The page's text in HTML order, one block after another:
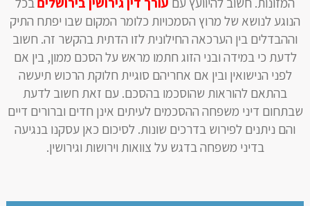
הנוגע לנושא של מרוץ הסמכויות כלומר המקום שבו יפתח התיק
וההבדלים בין הערכאה החילונית לזו הדתית בהקשר זה. חשוב
לדעת כי במידה ובני הזוג חתמו מראש על הסכם ממון, בין אם
לפני הנישואין ובין אם אחריהם סוגיית חלוקת הרכוש תיעשה
בהתאם להוראות שהוסכמו בהסכם. עם זאת חשוב לדעת
שבתחום דיני משפחה ההסכמים לעיתים אינן חדים וברורים דיים
והם ניתנים לפירוש בדרכים שונות. לסיכום כאן עסקנו בנגיעה
בדיני משפחה בדגש על צוואות וירושות וגירושין.